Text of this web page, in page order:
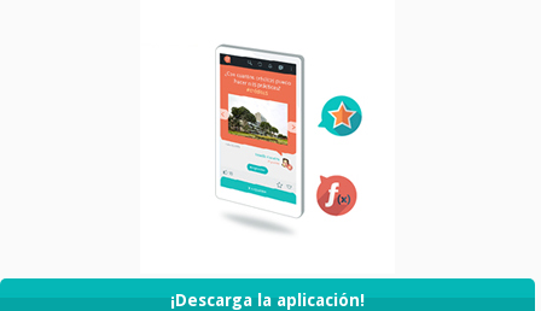
¡Descarga la aplicación!